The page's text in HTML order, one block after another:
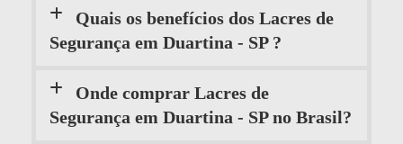
Quais os benefícios dos Lacres de
Segurança em Duartina - SP ?
Onde comprar Lacres de
Segurança em Duartina - SP no Brasil?